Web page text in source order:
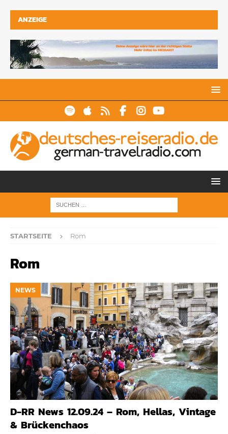
ANZEIGE
STARTSEITE Rom
Rom
NEWS
D-RR News 12.09.24 – Rom, Hellas, Vintage
& Brückenchaos